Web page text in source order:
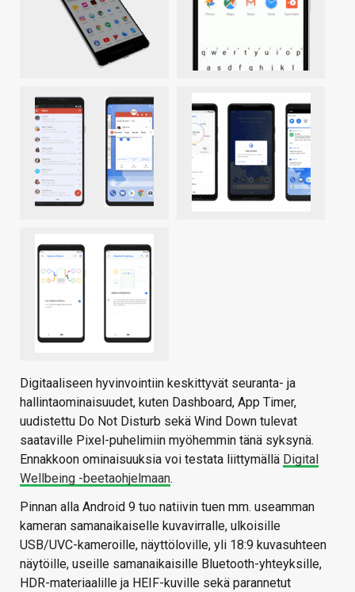
Digitaaliseen hyvinvointiin keskittyvät seuranta- ja
hallintaominaisuudet, kuten Dashboard, App Timer,
uudistettu Do Not Disturb sekä Wind Down tulevat
saataville Pixel-puhelimiin myöhemmin tänä syksynä.
Ennakkoon ominaisuuksia voi testata liittymällä Digital
Wellbeing -beetaohjelmaan.
Pinnan alla Android 9 tuo natiivin tuen mm. useamman
kameran samanaikaiselle kuvavirralle, ulkoisille
USB/UVC-kameroille, näyttöloville, yli 18:9 kuvasuhteen
näytöille, useille samanaikaisille Bluetooth-yhteyksille,
HDR-materiaalille ja HEIF-kuville sekä parannetut